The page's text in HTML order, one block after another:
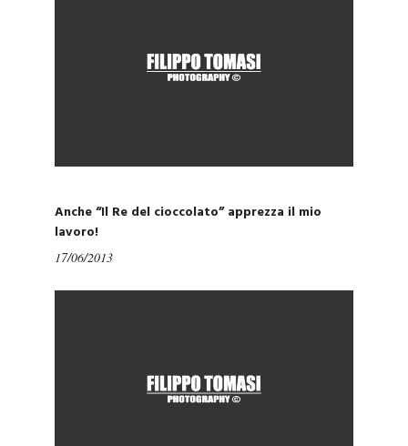
Anche “Il Re del cioccolato” apprezza il mio
lavoro!
17/06/2013